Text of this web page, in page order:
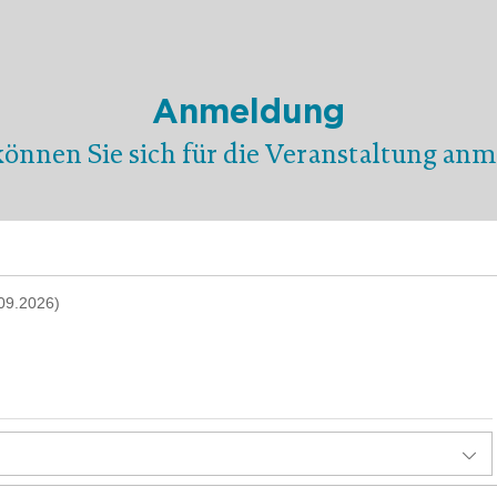
Anmeldung
Sie sich für die Veranstaltung